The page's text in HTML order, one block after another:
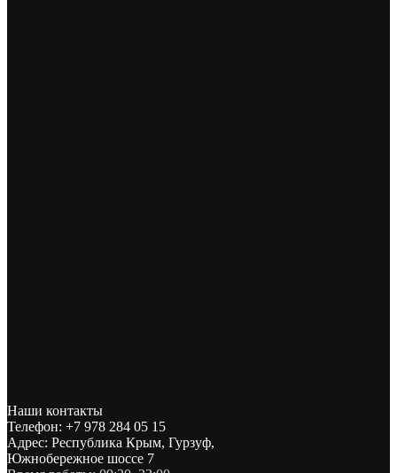
Наши контакты
Телефон: +7 978 284 05 15
Адрес: Республика Крым, Гурзуф,
Южнобережное шоссе 7